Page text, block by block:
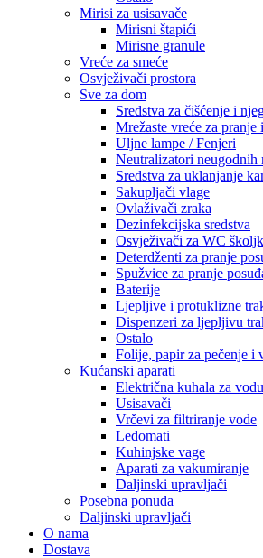
Mirisi za usisavače
Mirisni štapići
Mirisne granule
Vreće za smeće
Osvježivači prostora
Sve za dom
Sredstva za čišćenje i
Mrežaste vreće za
Uljne lampe / Fenjeri
Neutralizatori neugodnih
Sredstva za uklanjanje
Sakupljači vlage
Ovlaživači zraka
Dezinfekcijska sredstva
Osvježivači za WC
Deterdženti za pranje
Spužvice za pranje
Baterije
Ljepljive i protuklizne
Dispenzeri za ljepljivu
Ostalo
Folije, papir za pečenje i
Kućanski aparati
Električna kuhala za vodu
Usisavači
Vrčevi za filtriranje vode
Ledomati
Kuhinjske vage
Aparati za vakumiranje
Daljinski upravljači
Posebna ponuda
Daljinski upravljači
O nama
Dostava